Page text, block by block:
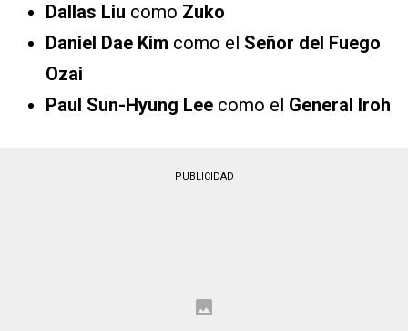
Dallas Liu como Zuko
Daniel Dae Kim como el Señor del Fuego
Ozai
Paul Sun-Hyung Lee como el General Iroh
PUBLICIDAD